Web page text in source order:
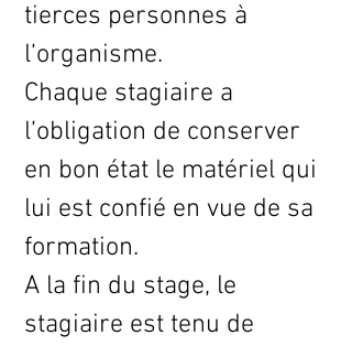
tierces personnes à
l’organisme.
Chaque stagiaire a
l’obligation de conserver
en bon état le matériel qui
lui est confié en vue de sa
formation.
A la fin du stage, le
stagiaire est tenu de